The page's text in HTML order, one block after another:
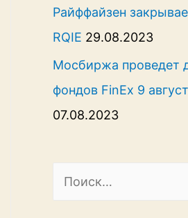
Райффайзен
RQIE 29.08.2023
Мосбиржа проведет
фондов FinEx 9
07.08.2023
а